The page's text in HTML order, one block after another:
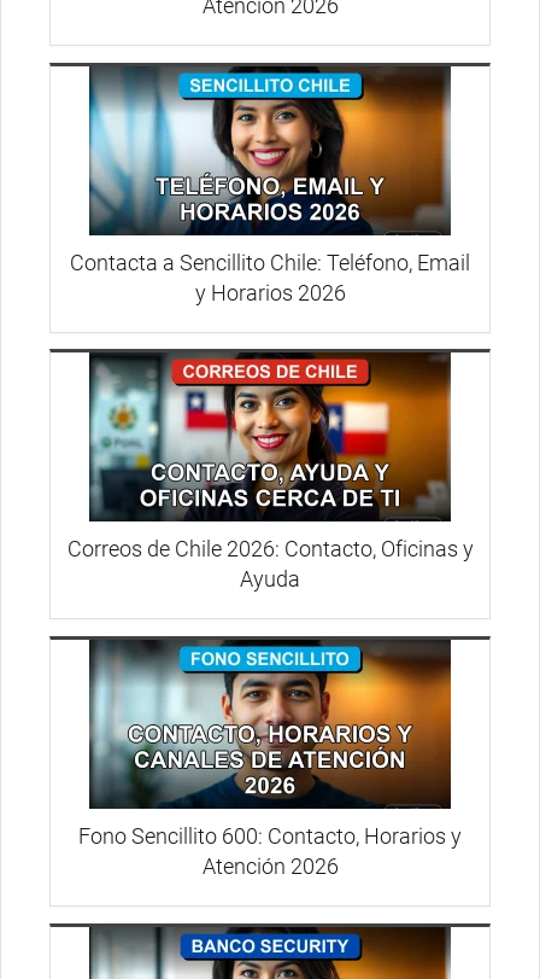
Atención 2026
Contacta a Sencillito Chile: Teléfono, Email
y Horarios 2026
Correos de Chile 2026: Contacto, Oficinas y
Ayuda
Fono Sencillito 600: Contacto, Horarios y
Atención 2026